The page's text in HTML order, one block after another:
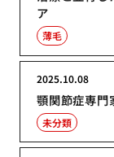
ア
薄毛
顎関節症専門
2025.10.08
未分類